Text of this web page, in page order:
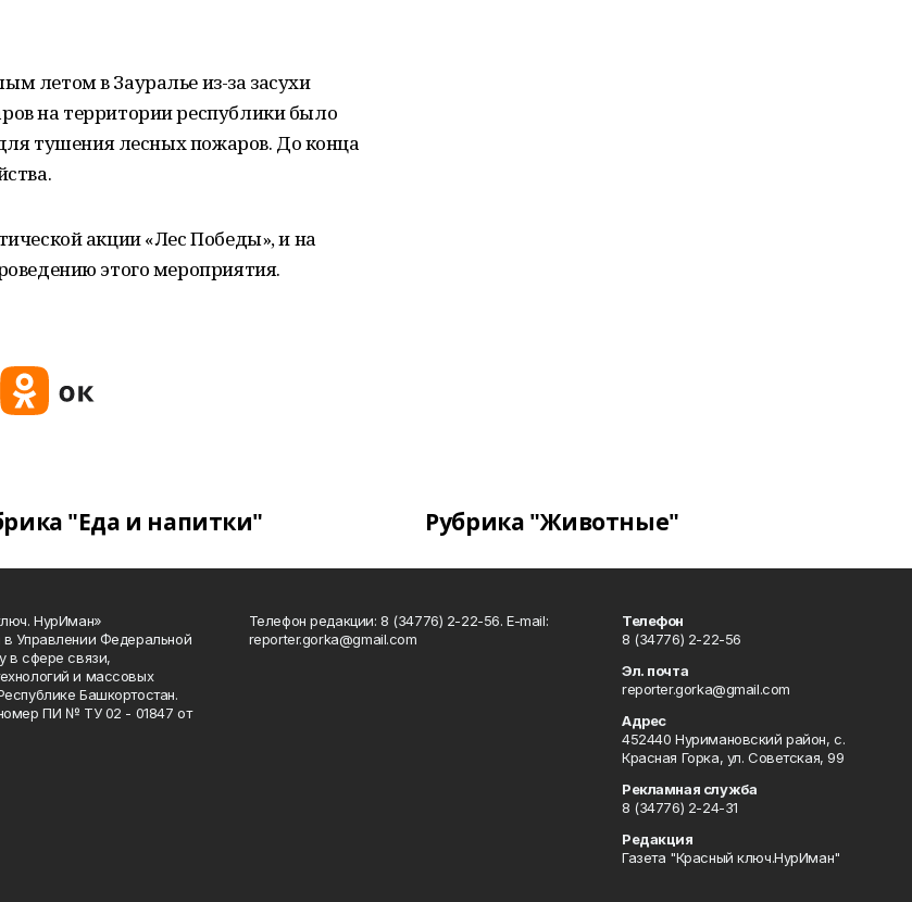
летом в Зауралье из-за засухи
на территории республики было
тушения лесных пожаров. До конца
акции «Лес Победы», и на
этого мероприятия.
"Еда и напитки" Рубрика "Животные"
НурИман»
в Управлении Федеральной
в сфере связи,
и массовых
Башкортостан.
ПИ № ТУ 02 - 01847 от
Телефон редакции: 8 (34776) 2-22-56. E-mail:
reporter.gorka@gmail.com
Телефон
8 (34776) 2-22-56
Эл. почта
reporter.gorka@gmail.com
Адрес
452440 Нуримановский район, с.
Красная Горка, ул. Советская, 99
Рекламная служба
8 (34776) 2-24-31
Редакция
Газета "Красный ключ.НурИман"